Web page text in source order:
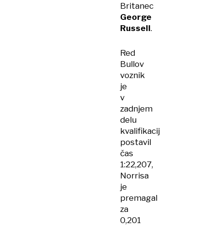
Britanec
George
Russell.
Red
Bullov
voznik
je
v
zadnjem
delu
kvalifikacij
postavil
čas
1:22,207,
Norrisa
je
premagal
za
0,201